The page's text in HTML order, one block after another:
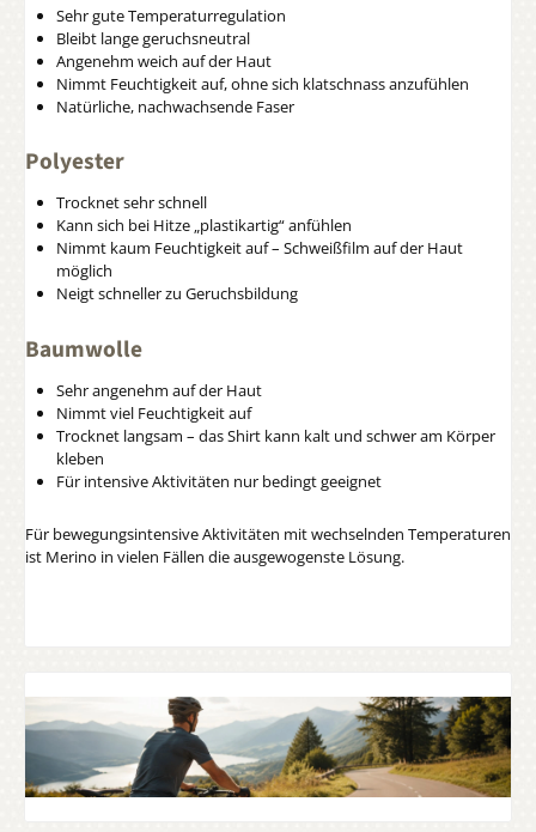
Sehr gute Temperaturregulation
Bleibt lange geruchsneutral
Angenehm weich auf der Haut
Nimmt Feuchtigkeit auf, ohne sich klatschnass anzufühlen
Natürliche, nachwachsende Faser
Polyester
Trocknet sehr schnell
Kann sich bei Hitze „plastikartig“ anfühlen
Nimmt kaum Feuchtigkeit auf – Schweißfilm auf der Haut
möglich
Neigt schneller zu Geruchsbildung
Baumwolle
Sehr angenehm auf der Haut
Nimmt viel Feuchtigkeit auf
Trocknet langsam – das Shirt kann kalt und schwer am Körper
kleben
Für intensive Aktivitäten nur bedingt geeignet
Für bewegungsintensive Aktivitäten mit wechselnden Temperaturen
ist Merino in vielen Fällen die ausgewogenste Lösung.